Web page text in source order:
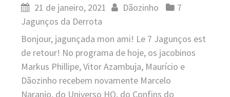
21 de janeiro, 2021 Dãozinho
7
Jagunços da Derrota
Bonjour, jagunçada mon ami! Le 7 Jagunços est
de retour! No programa de hoje, os jacobinos
Markus Phillipe, Vitor Azambuja, Maurício e
Dãozinho recebem novamente Marcelo
Naranjo, do Universo HQ, do Confins do